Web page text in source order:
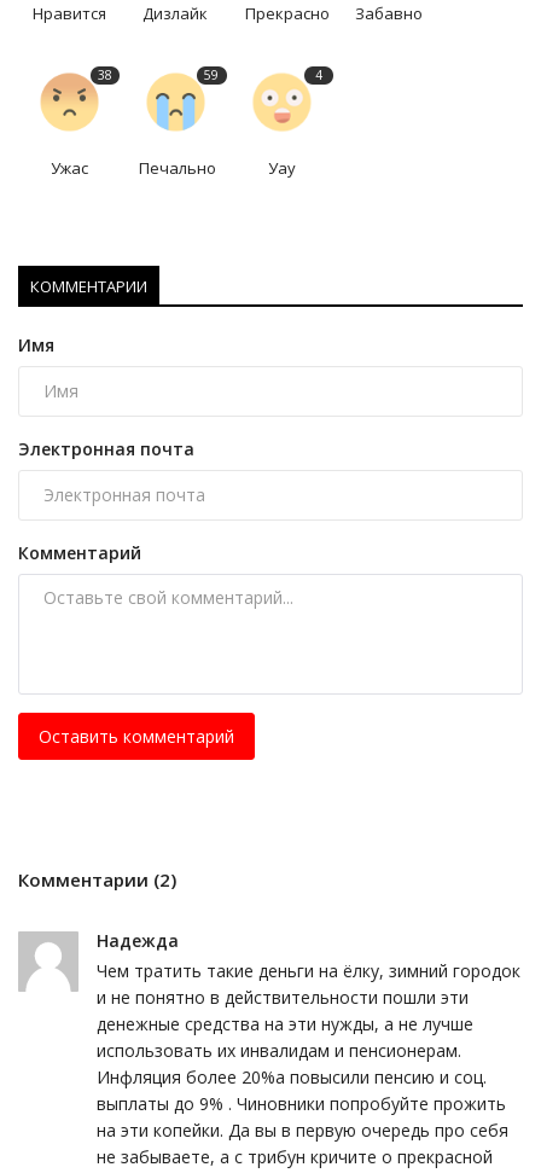
Нравится Дизлайк Прекрасно Забавно
38
Ужас
59
Печально
4
Уау
КОММЕНТАРИИ
Имя
Электронная почта
Комментарий
Оставить комментарий
Комментарии (2)
Надежда
Чем тратить такие деньги на ёлку, зимний городок
и не понятно в действительности пошли эти
денежные средства на эти нужды, а не лучше
использовать их инвалидам и пенсионерам.
Инфляция более 20%а повысили пенсию и соц.
выплаты до 9% . Чиновники попробуйте прожить
на эти копейки. Да вы в первую очередь про себя
не забываете, а с трибун кричите о прекрасной